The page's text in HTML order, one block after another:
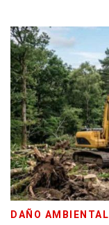
DAÑO AMBIENTAL